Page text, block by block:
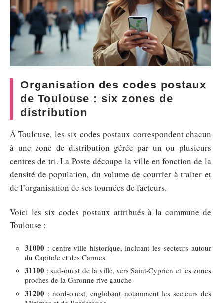
Organisation des codes postaux
de Toulouse : six zones de
distribution
À Toulouse, les six codes postaux correspondent chacun
à une zone de distribution gérée par un ou plusieurs
centres de tri. La Poste découpe la ville en fonction de la
densité de population, du volume de courrier à traiter et
de l’organisation de ses tournées de facteurs.
Voici les six codes postaux attribués à la commune de
Toulouse :
31000 : centre-ville historique, incluant les secteurs autour
du Capitole et des Carmes
31100 : sud-ouest de la ville, vers Saint-Cyprien et les zones
proches de la Garonne rive gauche
31200 : nord-ouest, englobant notamment les secteurs des